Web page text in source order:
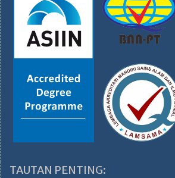
TAUTAN PENTING: